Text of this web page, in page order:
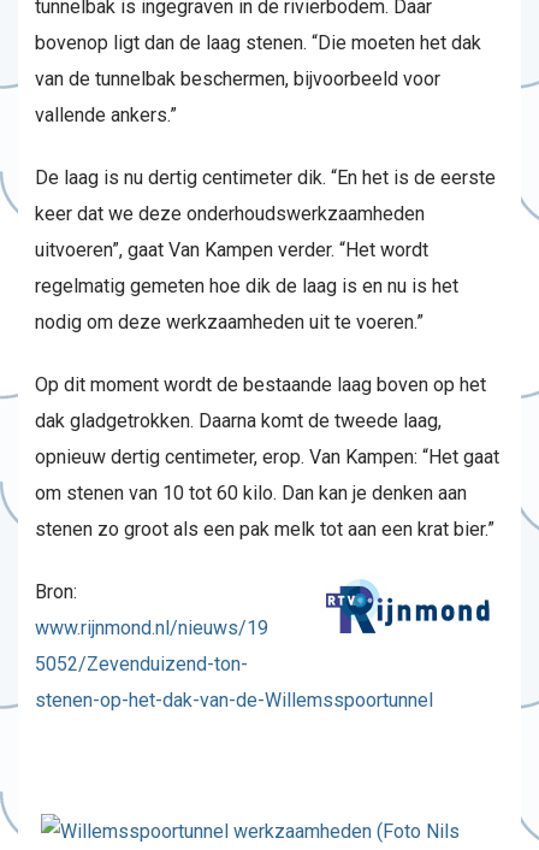
tunnelbak is ingegraven in de rivierbodem. Daar
bovenop ligt dan de laag stenen. “Die moeten het dak
van de tunnelbak beschermen, bijvoorbeeld voor
vallende ankers.”
De laag is nu dertig centimeter dik. “En het is de eerste
keer dat we deze onderhoudswerkzaamheden
uitvoeren”, gaat Van Kampen verder. “Het wordt
regelmatig gemeten hoe dik de laag is en nu is het
nodig om deze werkzaamheden uit te voeren.”
Op dit moment wordt de bestaande laag boven op het
dak gladgetrokken. Daarna komt de tweede laag,
opnieuw dertig centimeter, erop. Van Kampen: “Het gaat
om stenen van 10 tot 60 kilo. Dan kan je denken aan
stenen zo groot als een pak melk tot aan een krat bier.”
Bron:
www.rijnmond.nl/nieuws/19
5052/Zevenduizend-ton-
stenen-op-het-dak-van-de-Willemsspoortunnel